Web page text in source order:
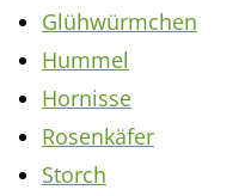
Glühwürmchen
Hummel
Hornisse
Rosenkäfer
Storch